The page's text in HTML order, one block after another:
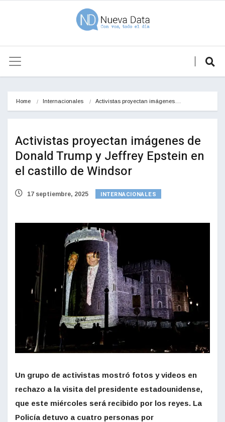
Home Internacionales Activistas proyectan imágenes…
Activistas proyectan imágenes de
Donald Trump y Jeffrey Epstein en
el castillo de Windsor
17 septiembre, 2025 INTERNACIONALES
Un grupo de activistas mostró fotos y videos en
rechazo a la visita del presidente estadounidense,
que este miércoles será recibido por los reyes. La
Policía detuvo a cuatro personas por